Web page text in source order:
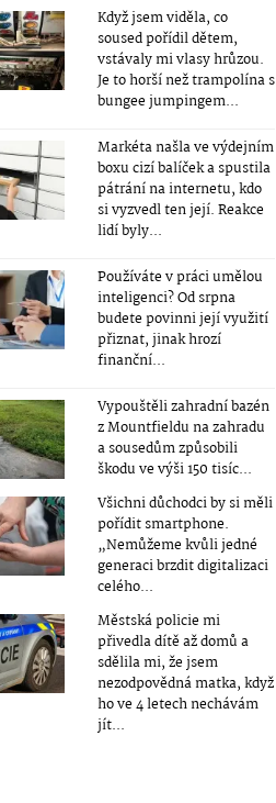
Když jsem viděla, co
soused pořídil dětem,
vstávaly mi vlasy hrůzou.
Je to horší než trampolína s
bungee jumpingem...
Markéta našla ve výdejním
boxu cizí balíček a spustila
pátrání na internetu, kdo
si vyzvedl ten její. Reakce
lidí byly...
Používáte v práci umělou
inteligenci? Od srpna
budete povinni její využití
přiznat, jinak hrozí
finanční...
Vypouštěli zahradní bazén
z Mountfieldu na zahradu
a sousedům způsobili
škodu ve výši 150 tisíc...
Všichni důchodci by si měli
pořídit smartphone.
„Nemůžeme kvůli jedné
generaci brzdit digitalizaci
celého...
Městská policie mi
přivedla dítě až domů a
sdělila mi, že jsem
nezodpovědná matka, když
ho ve 4 letech nechávám
jít...